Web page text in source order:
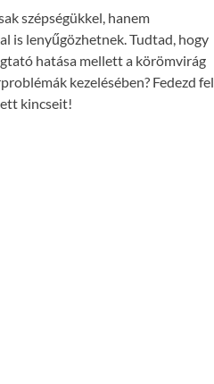
szépségükkel, hanem
is lenyűgözhetnek. Tudtad, hogy
hatása mellett a körömvirág
kezelésében? Fedezd fel
kincseit!